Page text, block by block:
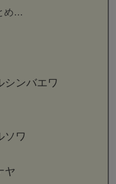
め…
シンバエワ
ソワ
ヤ